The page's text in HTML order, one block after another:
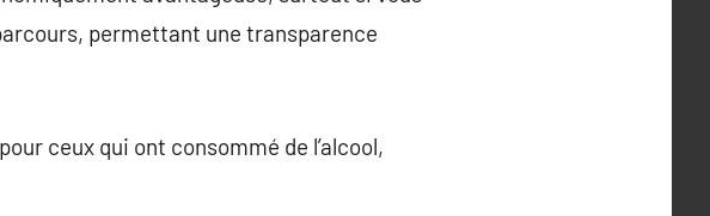
permettant une transparence
ceux qui ont consommé de l’alcool,